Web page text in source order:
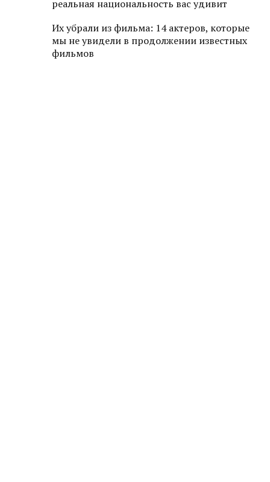
реальная национальность вас удивит
Их убрали из фильма: 14 актеров, которые
мы не увидели в продолжении известных
фильмов